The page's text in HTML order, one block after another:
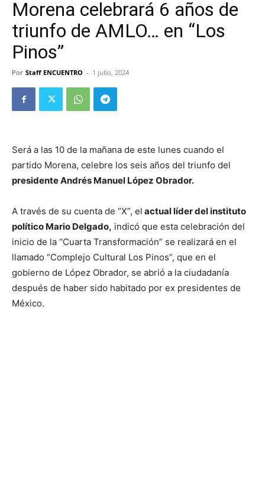
Morena celebrará 6 años de
triunfo de AMLO… en “Los
Pinos”
Por Staff ENCUENTRO - 1 julio, 2024
Será a las 10 de la mañana de este lunes cuando el
partido Morena, celebre los seis años del triunfo del
presidente Andrés Manuel López Obrador.
A través de su cuenta de “X”, el actual líder del instituto
político Mario Delgado, indicó que esta celebración del
inicio de la “Cuarta Transformación” se realizará en el
llamado “Complejo Cultural Los Pinos”, que en el
gobierno de López Obrador, se abrió a la ciudadanía
después de haber sido habitado por ex presidentes de
México.